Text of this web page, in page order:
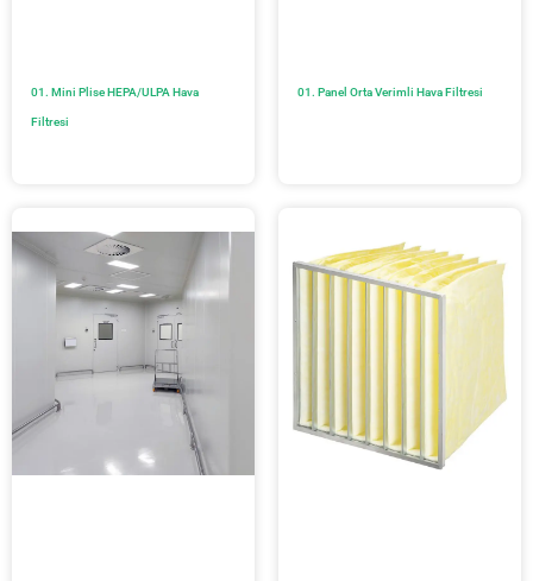
01. Mini Plise HEPA/ULPA Hava
Filtresi
01. Panel Orta Verimli Hava Filtresi